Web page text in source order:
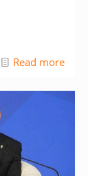
Read more